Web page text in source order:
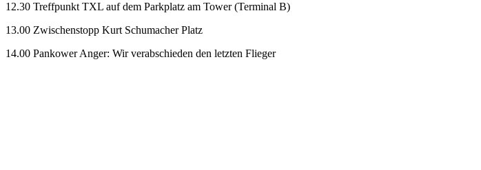
12.30 Treffpunkt TXL auf dem Parkplatz am Tower (Terminal B)
13.00 Zwischenstopp Kurt Schumacher Platz
14.00 Pankower Anger: Wir verabschieden den letzten Flieger